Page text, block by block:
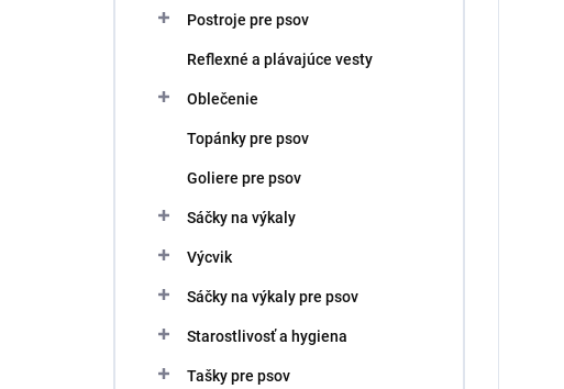
Postroje pre psov
Reflexné a plávajúce vesty
Oblečenie
Topánky pre psov
Goliere pre psov
Sáčky na výkaly
Výcvik
Sáčky na výkaly pre psov
Starostlivosť a hygiena
Tašky pre psov